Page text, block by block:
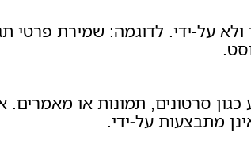
על‑ידי. לדוגמה: שמירת פרטי
סרטונים, תמונות או
מתבצעות על‑ידי.